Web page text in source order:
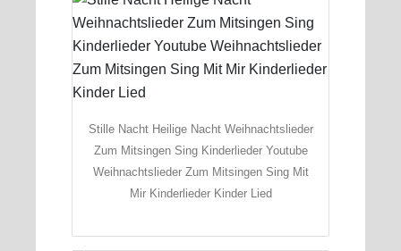
Stille Nacht Heilige Nacht Weihnachtslieder
Zum Mitsingen Sing Kinderlieder Youtube
Weihnachtslieder Zum Mitsingen Sing Mit
Mir Kinderlieder Kinder Lied